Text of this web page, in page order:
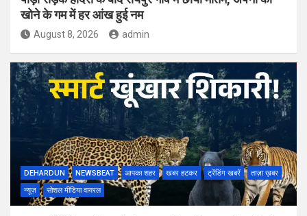
खोने के गम में हर आंख हुई नम
August 8, 2026 admin
DEHARDUN NEWSBEAT आपका शहर खबर हटकर ट्रेंडिंग खबरें
ताज़ा ख़बर
न्यूज़
सोशल मीडिया वायरल